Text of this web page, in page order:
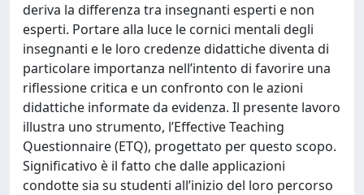
deriva la differenza tra insegnanti esperti e non
esperti. Portare alla luce le cornici mentali degli
insegnanti e le loro credenze didattiche diventa di
particolare importanza nell’intento di favorire una
riflessione critica e un confronto con le azioni
didattiche informate da evidenza. Il presente lavoro
illustra uno strumento, l’Effective Teaching
Questionnaire (ETQ), progettato per questo scopo.
Significativo è il fatto che dalle applicazioni
condotte sia su studenti all’inizio del loro percorso